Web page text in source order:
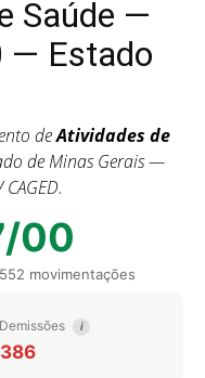
Saúde —
— Estado
deAtividades de
de Minas Gerais —
00
movimentações
i